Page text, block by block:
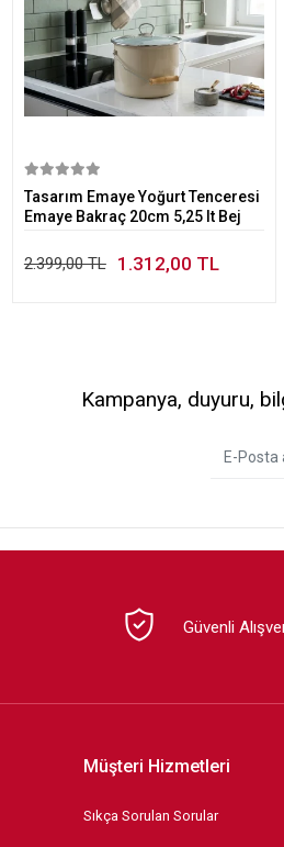
Tasarım Emaye Yoğurt Tenceresi
Emaye Bakraç 20cm 5,25 lt Bej
2.399,00 TL 1.312,00 TL
Kampanya, duyuru,
Güvenli
Müşteri Hizmetleri
Sıkça Sorulan Sorular